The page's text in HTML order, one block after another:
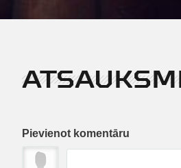
Pievienot komentāru